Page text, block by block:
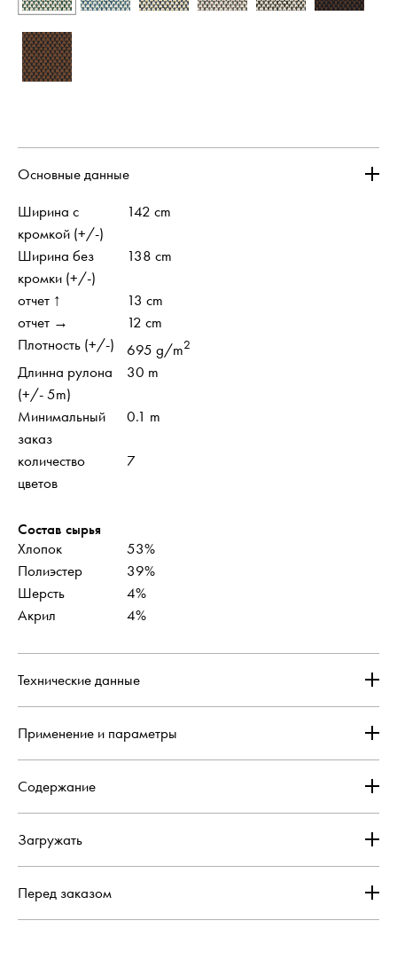
Основные данные
Ширина с
кромкой (+/-)
142 cm
Ширина без
кромки (+/-)
138 cm
отчет ↑
13 cm
отчет →
12 cm
Плотность (+/-)
695 g/m2
Длинна рулона
(+/- 5m)
30 m
Минимальный
заказ
0.1 m
количество
цветов
7
Состав сырья
Хлопок
53%
Полиэстер
39%
Шерсть
4%
Акрил
4%
Технические данные
Применение и параметры
Содержание
Загружать
Перед заказом